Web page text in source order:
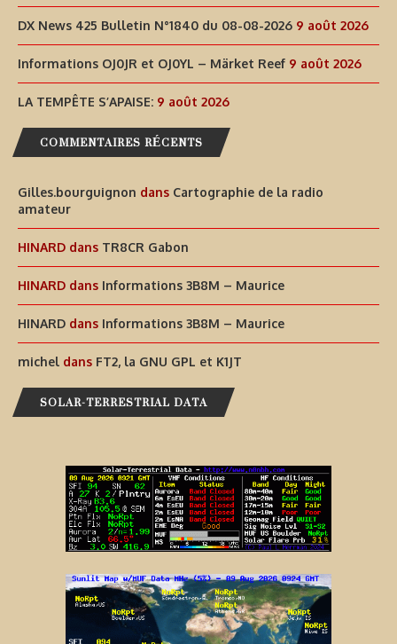
DX News 425 Bulletin N°1840 du 08-08-2026 9 août 2026
Informations OJ0JR et OJ0YL – Märket Reef 9 août 2026
LA TEMPÊTE S’APAISE: 9 août 2026
COMMENTAIRES RÉCENTS
Gilles.bourguignon dans Cartographie de la radio
amateur
HINARD dans TR8CR Gabon
HINARD dans Informations 3B8M – Maurice
HINARD dans Informations 3B8M – Maurice
michel dans FT2, la GNU GPL et K1JT
SOLAR-TERRESTRIAL DATA